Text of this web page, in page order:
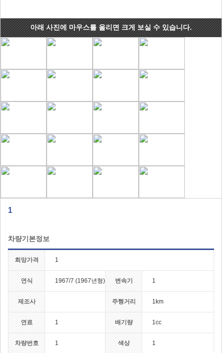
아래 사진에 마우스를 올리면 크게 보실 수 있습니다.
1
차량기본정보
희망가격 1
연식 1967/7 (1967년형) 변속기 1
제조사 주행거리 1km
연료 1 배기량 1cc
차량번호 1 색상 1